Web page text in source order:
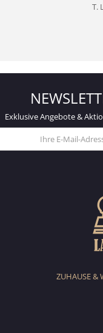
T.
Exklusive Angebote &
ZUHAUSE &